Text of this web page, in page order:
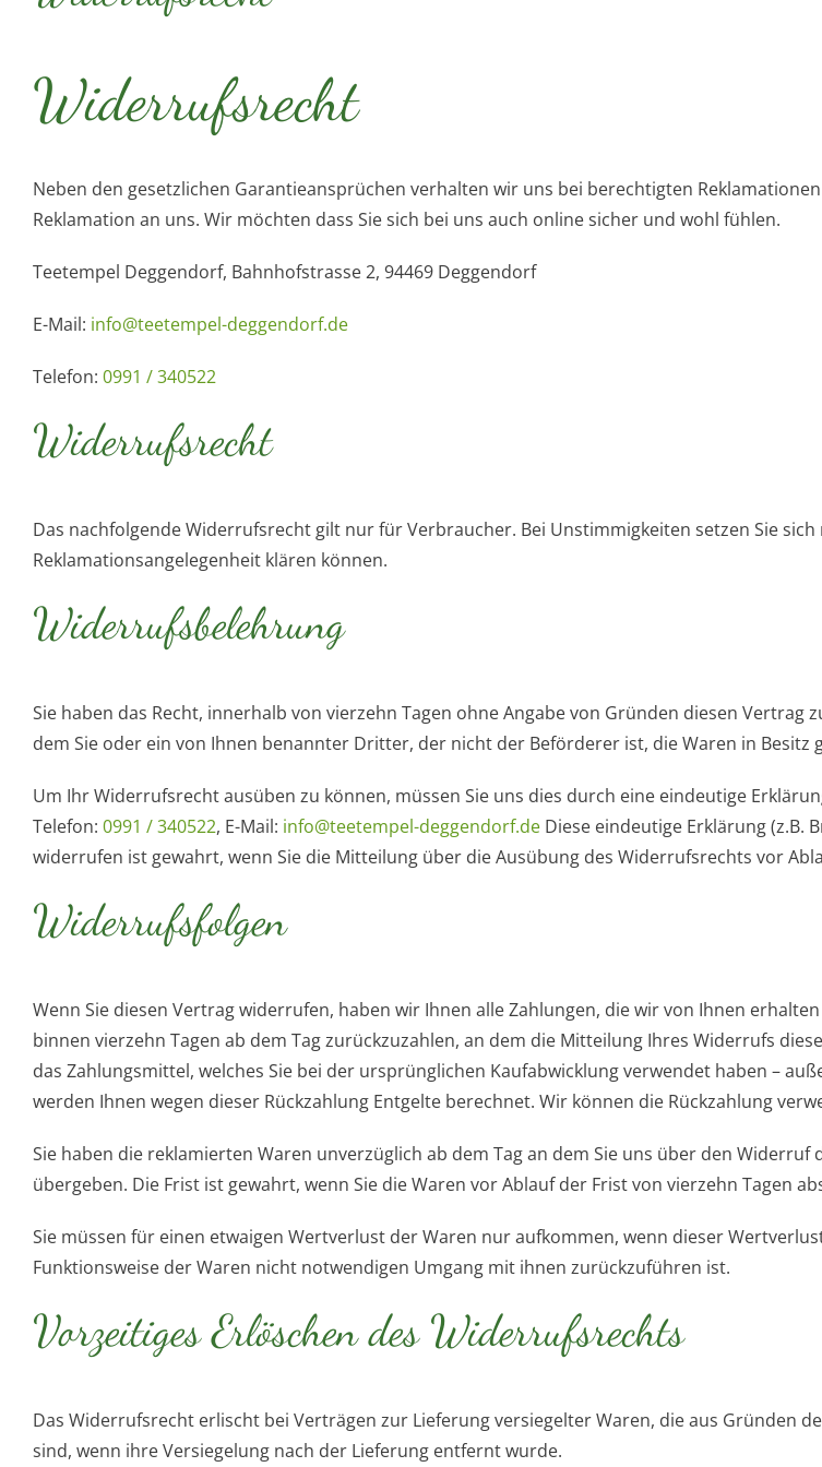
Widerrufsrecht
Neben den gesetzlichen Garantieansprüchen verhalten wir uns bei berechtigten
Reklamation an uns. Wir möchten dass Sie sich bei uns auch online sicher und wohl fühlen.
Teetempel Deggendorf, Bahnhofstrasse 2, 94469 Deggendorf
E-Mail: info@teetempel-deggendorf.de
Telefon: 0991 / 340522
Widerrufsrecht
Das nachfolgende Widerrufsrecht gilt nur für Verbraucher. Bei Unstimmigkeiten setzen Sie
Reklamationsangelegenheit klären können.
Widerrufsbelehrung
Sie haben das Recht, innerhalb von vierzehn Tagen ohne Angabe von Gründen diesen
dem Sie oder ein von Ihnen benannter Dritter, der nicht der Beförderer ist, die Waren in Besitz
Um Ihr Widerrufsrecht ausüben zu können, müssen Sie uns dies durch eine eindeutige
Telefon: 0991 / 340522, E-Mail: info@teetempel-deggendorf.de Diese eindeutige Erklärung (z.B.
widerrufen ist gewahrt, wenn Sie die Mitteilung über die Ausübung des Widerrufsrechts vor
Widerrufsfolgen
Wenn Sie diesen Vertrag widerrufen, haben wir Ihnen alle Zahlungen, die wir von Ihnen
binnen vierzehn Tagen ab dem Tag zurückzuzahlen, an dem die Mitteilung Ihres Widerrufs
das Zahlungsmittel, welches Sie bei der ursprünglichen Kaufabwicklung verwendet haben –
werden Ihnen wegen dieser Rückzahlung Entgelte berechnet. Wir können die Rückzahlung
Sie haben die reklamierten Waren unverzüglich ab dem Tag an dem Sie uns über den
übergeben. Die Frist ist gewahrt, wenn Sie die Waren vor Ablauf der Frist von vierzehn Tagen
Sie müssen für einen etwaigen Wertverlust der Waren nur aufkommen, wenn dieser
Funktionsweise der Waren nicht notwendigen Umgang mit ihnen zurückzuführen ist.
Vorzeitiges Erlöschen des Widerrufsrechts
Das Widerrufsrecht erlischt bei Verträgen zur Lieferung versiegelter Waren, die aus Gründen
sind, wenn ihre Versiegelung nach der Lieferung entfernt wurde.